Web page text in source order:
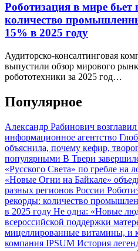
Роботизация в мире
количество
15% в 2025 году
Аудиторско-консалтинговая
выпустили обзор мирового
робототехники за 2025 год…
Популярное
Александр Рабинович
информационное агентство
объяснила, почему кефир,
популярными В Твери
«Русского Света» по гребле на
«Новые Огни на Байкале»
разных регионов России
рекорды: количество
в 2025 году Не одна: «Новые
всероссийской поддержки
мицеллированные витамины, и
компания IPSUM История